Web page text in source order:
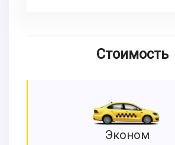
Стоимость
Эконом